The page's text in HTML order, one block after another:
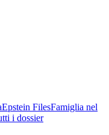
Epstein FilesFamiglia nel
i dossier